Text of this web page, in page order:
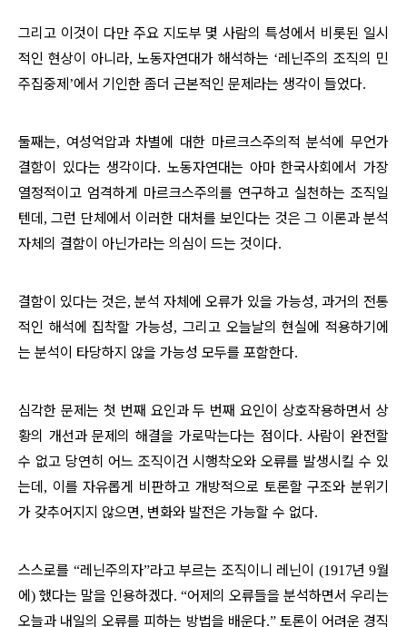
그리고 이것이 다만 주요 지도부 몇 사람의 특성에서 비롯된 일시
적인 현상이 아니라, 노동자연대가 해석하는 ‘레닌주의 조직의 민
주집중제 ’에서 기인한 좀더 근본적인 문제라는 생각이 들었다.
둘째는, 여성억압과 차별에 대한 마르크스주의적 분석에 무언가
결함이 있다는 생각이다.노동자연대는 아마 한국사회에서 가장
열정적이고 엄격하게 마르크스주의를 연구하고 실천하는 조직일
텐데 ,그런 단체에서 이러한 대처를 보인다는 것은 그 이론과 분석
자체의 결함이 아닌가라는 의심이 드는 것이다.
결함이 있다는 것은, 분석 자체에 오류가 있을 가능성, 과거의 전통
적인 해석에 집착할 가능성, 그리고 오늘날의 현실에 적용하기에
는 분석이 타당하지 않을 가능성 모두를 포함한다.
심각한 문제는 첫 번째 요인과 두 번째 요인이 상호작용하면서 상
황의 개선과 문제의 해결을 가로막는다는 점이다.사람이 완전할
수 없고 당연히 어느 조직이건 시행착오와 오류를 발생시킬 수 있
는데 , 이를 자유롭게 비판하고 개방적으로 토론할 구조와 분위기
가 갖추어지지 않으면, 변화와 발전은 가능할 수 없다.
스스로를 “레닌주의자”라고 부르는 조직이니 레닌이 (1917년 9월
에 ) 했다는 말을 인용하겠다. “어제의 오류들을 분석하면서 우리는
오늘과 내일의 오류를 피하는 방법을 배운다.” 토론이 어려운 경직